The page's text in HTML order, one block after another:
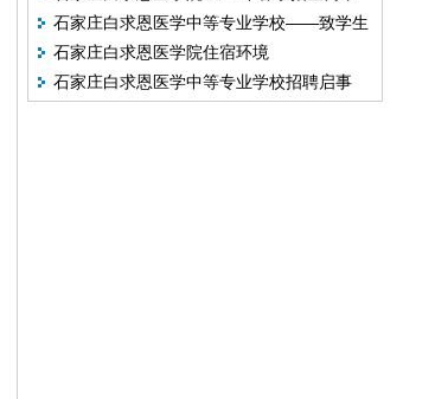
石家庄白求恩医学中等专业学校——致学生
及家长的一封告知书
石家庄白求恩医学院住宿环境
石家庄白求恩医学中等专业学校招聘启事